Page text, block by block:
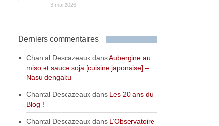
3 mai 2026
Derniers commentaires
Chantal Descazeaux dansAubergine au
miso et sauce soja [cuisine japonaise] –
Nasu dengaku
Chantal Descazeaux dans Les 20 ans du
Blog !
Chantal Descazeaux dans L’Observatoire